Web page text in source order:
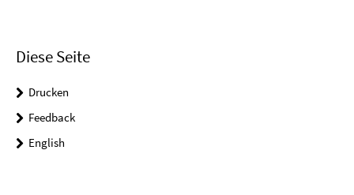
Diese Seite
Drucken
Feedback
English